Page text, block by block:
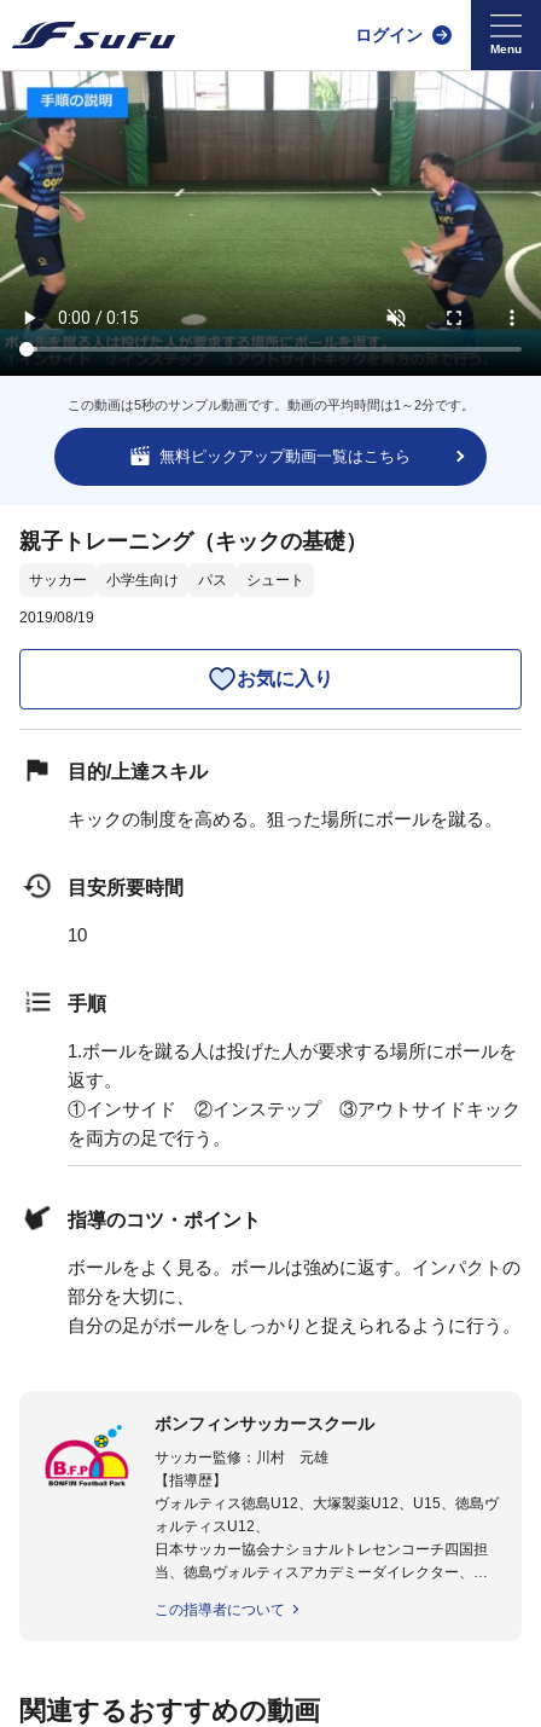
ログイン
この動画は5秒のサンプル動画です。動画の平均時間は1～2分です。
無料ピックアップ動画一覧はこちら
親子トレーニング（キックの基礎）
サッカー 小学生向け パス シュート
2019/08/19
お気に入り
目的/上達スキル
キックの制度を高める。狙った場所にボールを蹴る。
目安所要時間
10
手順
1.ボールを蹴る人は投げた人が要求する場所にボールを
返す。
①インサイド ②インステップ ③アウトサイドキック
を両方の足で行う。
指導のコツ・ポイント
ボールをよく見る。ボールは強めに返す。インパクトの
部分を大切に、
自分の足がボールをしっかりと捉えられるように行う。
ボンフィンサッカースクール
サッカー監修：川村 元雄
【指導歴】
ヴォルティス徳島U12、大塚製薬U12、U15、徳島ヴ
ォルティスU12、
日本サッカー協会ナショナルトレセンコーチ四国担
当、徳島ヴォルティスアカデミーダイレクター、
日本サッカー協会公認B級養成講習会インストラクタ
協会公認キッズリーダーチーフインストラクター
この指導者について
関連するおすすめの動画